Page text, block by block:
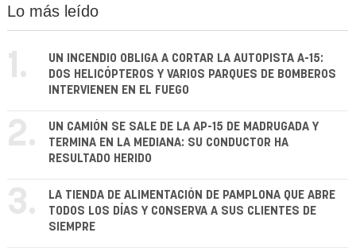
Lo más leído
1.
UN INCENDIO OBLIGA A CORTAR LA AUTOPISTA A-15:
DOS HELICÓPTEROS Y VARIOS PARQUES DE BOMBEROS
INTERVIENEN EN EL FUEGO
2.
UN CAMIÓN SE SALE DE LA AP-15 DE MADRUGADA Y
TERMINA EN LA MEDIANA: SU CONDUCTOR HA
RESULTADO HERIDO
3.
LA TIENDA DE ALIMENTACIÓN DE PAMPLONA QUE ABRE
TODOS LOS DÍAS Y CONSERVA A SUS CLIENTES DE
SIEMPRE